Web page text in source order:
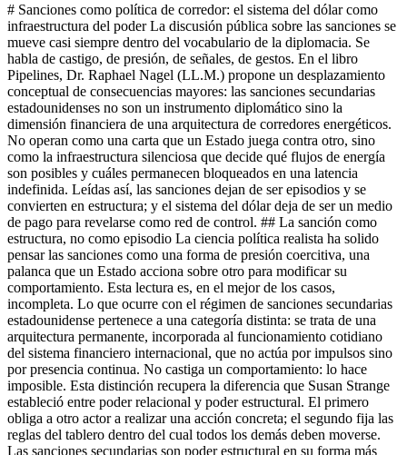
# Sanciones como política de corredor: el sistema del dólar como
infraestructura del poder La discusión pública sobre las sanciones se
mueve casi siempre dentro del vocabulario de la diplomacia. Se
habla de castigo, de presión, de señales, de gestos. En el libro
Pipelines, Dr. Raphael Nagel (LL.M.) propone un desplazamiento
conceptual de consecuencias mayores: las sanciones secundarias
estadounidenses no son un instrumento diplomático sino la
dimensión financiera de una arquitectura de corredores energéticos.
No operan como una carta que un Estado juega contra otro, sino
como la infraestructura silenciosa que decide qué flujos de energía
son posibles y cuáles permanecen bloqueados en una latencia
indefinida. Leídas así, las sanciones dejan de ser episodios y se
convierten en estructura; y el sistema del dólar deja de ser un medio
de pago para revelarse como red de control. ## La sanción como
estructura, no como episodio La ciencia política realista ha solido
pensar las sanciones como una forma de presión coercitiva, una
palanca que un Estado acciona sobre otro para modificar su
comportamiento. Esta lectura es, en el mejor de los casos,
incompleta. Lo que ocurre con el régimen de sanciones secundarias
estadounidense pertenece a una categoría distinta: se trata de una
arquitectura permanente, incorporada al funcionamiento cotidiano
del sistema financiero internacional, que no actúa por impulsos sino
por presencia continua. No castiga un comportamiento: lo hace
imposible. Esta distinción recupera la diferencia que Susan Strange
estableció entre poder relacional y poder estructural. El primero
obliga a otro actor a realizar una acción concreta; el segundo fija las
reglas del tablero dentro del cual todos los demás deben moverse.
Las sanciones secundarias son poder estructural en su forma más